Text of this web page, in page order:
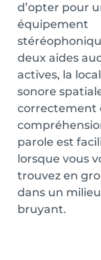
d’opter pour
équipement
deux aides
actives, la
sonore
correctement
parole est
lorsque vous
trouvez en
dans un milieu
bruyant.